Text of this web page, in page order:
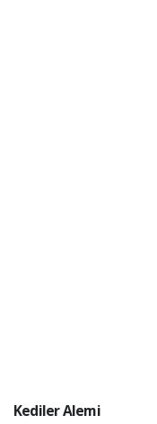
Kediler Alemi